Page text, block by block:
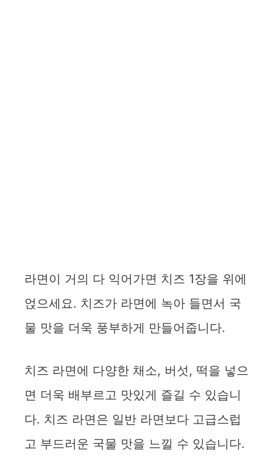
라면이 거의 다 익어가면 치즈 1장을 위에
얹으세요. 치즈가 라면에 녹아 들면서 국
물 맛을 더욱 풍부하게 만들어줍니다.
치즈 라면에 다양한 채소, 버섯, 떡을 넣으
면 더욱 배부르고 맛있게 즐길 수 있습니
다. 치즈 라면은 일반 라면보다 고급스럽
고 부드러운 국물 맛을 느낄 수 있습니다.